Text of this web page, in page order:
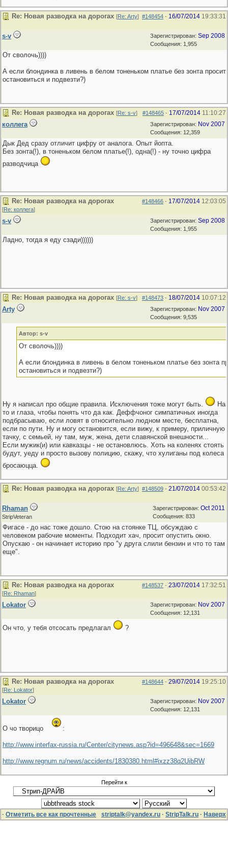
#148454 - 16/07/2014 19:33:31
Re: Новая разводка на дорогах [Re: Arty]
Зарегистрирован: Sep 2008
Сообщения: 1,955
s-v
От сволочь))))
А если блондинка в ливень в белом тоненьком платье без зонта просит
остановиться и подвезти?)
#148465 - 17/07/2014 11:10:27
Re: Новая разводка на дорогах [Re: s-v]
Зарегистрирован: Nov 2007
Сообщения: 12,359
коллега
Дык Дед сразу отличит цифру от аналога. Опыт йопта.
Без зонта(!), в тоненьком белом платье(!), одна(!) - ну точно цифра
разводчица
#148466 - 17/07/2014 12:03:05
Re: Новая разводка на дорогах
[Re: коллега]
Зарегистрирован: Sep 2008
Сообщения: 1,955
s-v
Ладно, тогда я еду сзади))))))
#148473 - 18/07/2014 10:07:12
Re: Новая разводка на дорогах [Re: s-v]
Зарегистрирован: Nov 2007
Сообщения: 9,535
Arty
Автор: s-v
От сволочь))))
А если блондинка в ливень в белом тоненьком платье без зонта
остановиться и подвезти?)
Ну я написал про общие правила. Исключения тоже могут быть.
На
то и глаза, чтобы понять что да как. Деффчоног симпатичных иногда
подбрасываю, если ловят в относительно людном месте, бесплатна,
если по пути. Ну и могу остановится, если вижу, к примеру, приличную
тачку, с семьей, ну там, муж, жена, дети славянской внешности...
Если мужик(и) или кавказцы - не остановлюсь. Хоть на коленях стоять
будут, уеду и просто вызову полицию, скажу, что хулиганы под колеса
бросаюцца.
#148509 - 21/07/2014 00:53:42
Re: Новая разводка на дорогах [Re: Arty]
Зарегистрирован: Oct 2011
Сообщения: 833
Rhaman
StripVeteran
Фигасе - до нас тоже дошло. Стою на стоянке ТЦ, обсуждаю с
человеком рабочие моменты. Подходит хач, просит опустить окно.
Опускаю - он начинает историю про "у друга слили бензин и что то там
еще".
#148537 - 23/07/2014 17:32:51
Re: Новая разводка на дорогах
[Re: Rhaman]
Зарегистрирован: Nov 2007
Сообщения: 12,131
Lokator
Он что, у тебя отсосать предлагал ?
#148644 - 29/07/2014 19:25:10
Re: Новая разводка на дорогах
[Re: Lokator]
Зарегистрирован: Nov 2007
Сообщения: 12,131
Lokator
О чо творицо :
http://www.interfax-russia.ru/Center/citynews.asp?id=496648&sec=1669
http://www.regnum.ru/news/accidents/1830380.html#ixzz38q2UibRW
Перейти к
· Отметить все как прочтенные striptalk@yandex.ru · StripTalk.ru · Наверх